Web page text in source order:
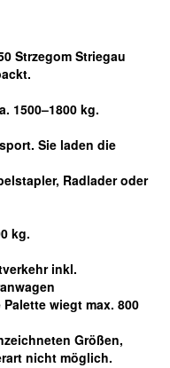
Strzegom Striegau
1500–1800 kg.
Sie laden die
Radlader oder
kg.
inkl.
wiegt max. 800
Größen,
nicht möglich.